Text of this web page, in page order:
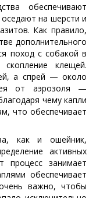
обеспечивают
на шерсти и
Как правило,
дополнительного
поход с собакой в
клещей.
а спрей — около
от аэрозоля —
чему капли
что обеспечивает
как и ошейник,
активных
занимает
обеспечивает
важно, чтобы